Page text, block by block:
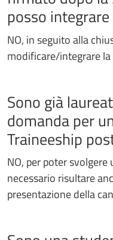
posso
NO, in seguito alla
modificare/integrare
Sono già
domanda per
Traineeship
NO, per poter
necessario risultare
presentazione della